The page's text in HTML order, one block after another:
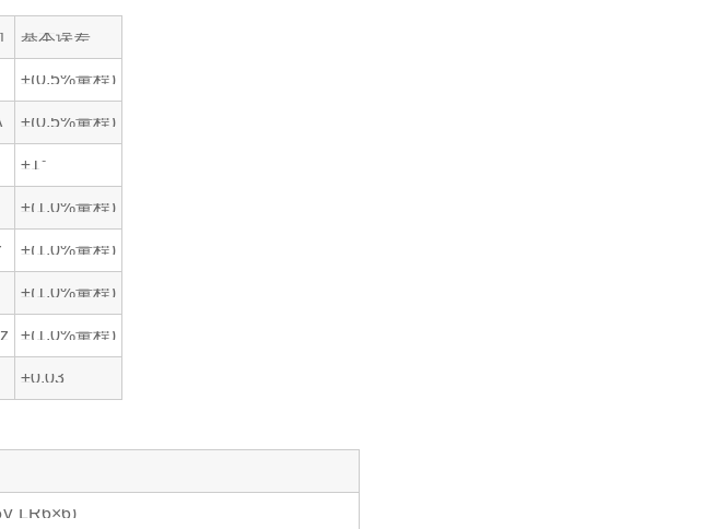
基本误差
±(0.5%量程)
±(0.5%量程)
±1°
±(1.0%量程)
±(1.0%量程)
±(1.0%量程)
±(1.0%量程)
±0.03
LR6×6)